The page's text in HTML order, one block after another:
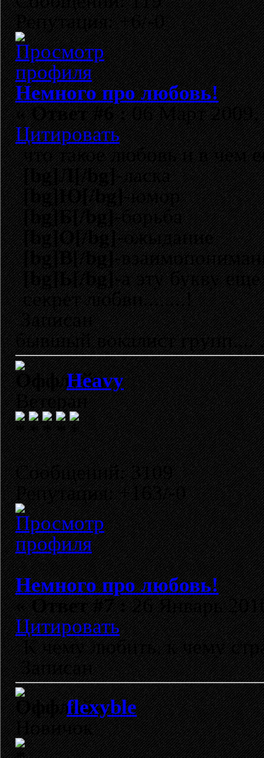
Репутация: +6/-0
Немного про любовь!
«Ответ #6 :06 Март 2009,
Цитировать
что такое любовь и в чем
[bg]Л[/bg]-ласка
[bg]Ю[/bg]-юмор
[bg]Б[/bg]-борьба
[bg]О[/bg]-ожыдание
[bg]В[/bg]-
[bg]Ь[/bg]-а эту букву
секрет любви........!
Записан
бывшый вокалист
Heavy
Ветеран
Сообщений: 3109
Репутация: +163/-0
Немного про любовь!
«Ответ #7 :26 Январь
Цитировать
К чему любить, к чему
Записан
flexyble
Новичок